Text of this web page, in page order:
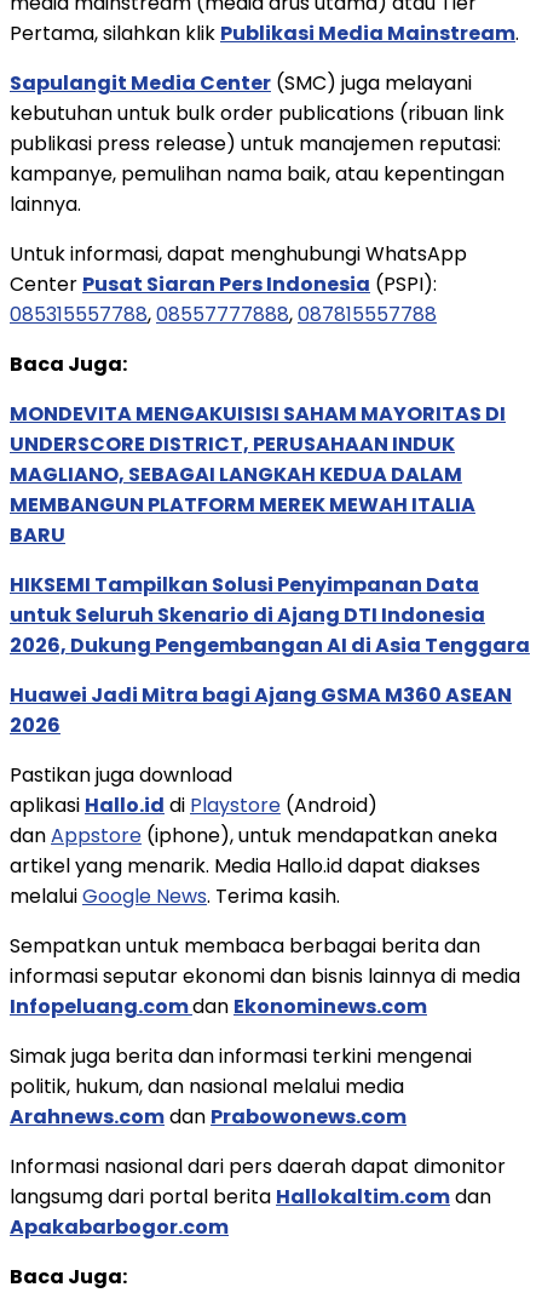
Pertama, silahkan klik Publikasi Media Mainstream.
Sapulangit Media Center (SMC) juga melayani
kebutuhan untuk bulk order publications (ribuan link
publikasi press release) untuk manajemen reputasi:
kampanye, pemulihan nama baik, atau kepentingan
lainnya.
Untuk informasi, dapat menghubungi WhatsApp
Center Pusat Siaran Pers Indonesia (PSPI):
085315557788,08557777888,087815557788
Baca Juga:
MONDEVITA MENGAKUISISI SAHAM MAYORITAS DI
UNDERSCORE DISTRICT, PERUSAHAAN INDUK
MAGLIANO, SEBAGAI LANGKAH KEDUA DALAM
MEMBANGUN PLATFORM MEREK MEWAH ITALIA
BARU
HIKSEMI Tampilkan Solusi Penyimpanan Data
untuk Seluruh Skenario di Ajang DTI Indonesia
2026, Dukung Pengembangan AI di Asia Tenggara
Huawei Jadi Mitra bagi Ajang GSMA M360 ASEAN
2026
Pastikan juga download
aplikasi Hallo.id di Playstore (Android)
danAppstore (iphone), untuk mendapatkan aneka
artikel yang menarik. Media Hallo.id dapat diakses
melaluiGoogle News. Terima kasih.
Sempatkan untuk membaca berbagai berita dan
informasi seputar ekonomi dan bisnis lainnya di media
Infopeluang.comdan Ekonominews.com
Simak juga berita dan informasi terkini mengenai
politik, hukum, dan nasional melalui media
Arahnews.comdan Prabowonews.com
Informasi nasional dari pers daerah dapat dimonitor
langsumg dari portal berita Hallokaltim.comdan
Apakabarbogor.com
Baca Juga: